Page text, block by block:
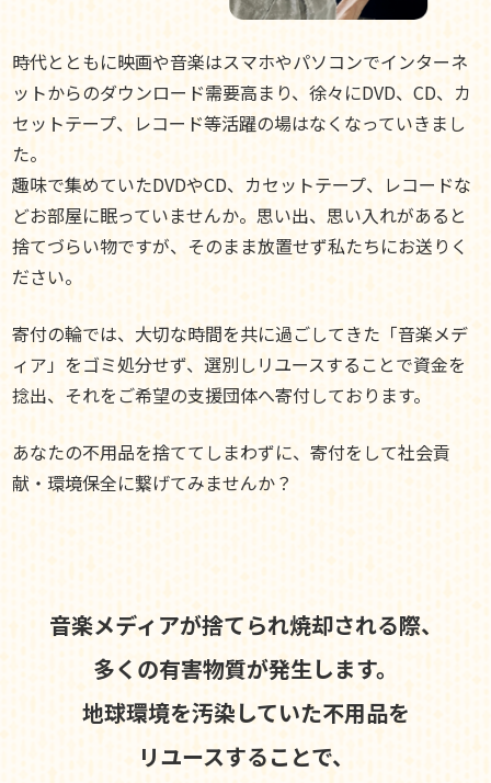
時代とともに映画や音楽はスマホやパソコンでインターネ
ットからのダウンロード需要高まり、徐々にDVD、CD、カ
セットテープ、レコード等活躍の場はなくなっていきまし
た。
趣味で集めていたDVDやCD、カセットテープ、レコードな
どお部屋に眠っていませんか。思い出、思い入れがあると
捨てづらい物ですが、そのまま放置せず私たちにお送りく
ださい。
寄付の輪では、大切な時間を共に過ごしてきた「音楽メデ
ィア」をゴミ処分せず、選別しリユースすることで資金を
捻出、それをご希望の支援団体へ寄付しております。
あなたの不用品を捨ててしまわずに、寄付をして社会貢
献・環境保全に繋げてみませんか？
音楽メディアが捨てられ焼却される際、
多くの有害物質が発生します。
地球環境を汚染していた不用品を
リユースすることで、